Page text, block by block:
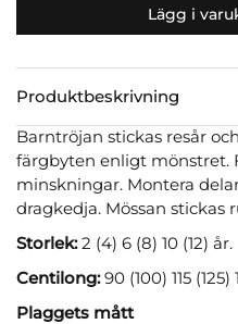
Lägg i
Produktbeskrivning
Barntröjan stickas resår
färgbyten enligt mönstret.
minskningar. Montera
dragkedja. Mössan stickas
Storlek:2 (4) 6 (8) 10 (12) år.
Centilong:90 (100) 115 (125)
Plaggets mått